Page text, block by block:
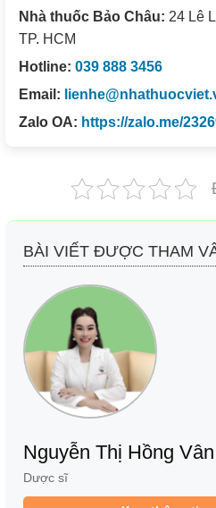
Nhà thuốc Bảo Châu: 24 Lê
TP. HCM
Hotline: 039 888 3456
Email:
Zalo OA: https://zalo.me/
BÀI VIẾT ĐƯỢC THAM
Nguyễn Thị Hồng Vân
Dược sĩ